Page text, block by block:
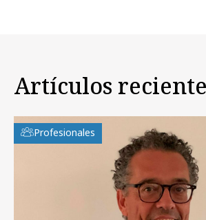
Artículos
Profesionales